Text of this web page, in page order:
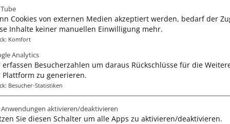
ist möglich.
und spezielle Trainings.
Cookies von externen Medien akzeptiert werden, bedarf der
Inhalte keiner manuellen Einwilligung mehr.
: Komfort
Analytics
erfassen Besucherzahlen um daraus Rückschlüsse für die
Plattform zu generieren.
: Besucher-Statistiken
Anwendungen aktivieren/deaktivieren
Sie diesen Schalter um alle Apps zu aktivieren/deaktivieren.